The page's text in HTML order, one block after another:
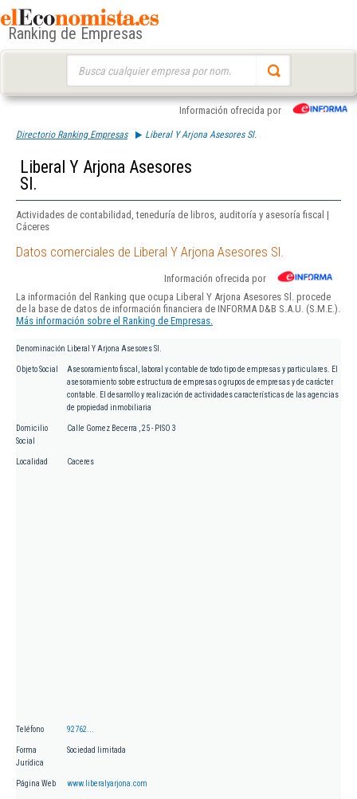
Ranking de Empresas
Información ofrecida por
Directorio Ranking Empresas Liberal Y Arjona Asesores Sl.
Liberal Y Arjona Asesores
Sl.
Actividades de contabilidad, teneduría de libros, auditoría y asesoría fiscal |
Cáceres
Datos comerciales de Liberal Y Arjona Asesores Sl.
Información ofrecida por
La información del Ranking que ocupa Liberal Y Arjona Asesores Sl. procede
de la base de datos de información financiera de INFORMA D&B S.A.U. (S.M.E.).
Más información sobre el Ranking de Empresas.
Denominación Liberal Y Arjona Asesores Sl.
Objeto Social
Asesoramiento fiscal, laboral y contable de todo tipo de empresas y particulares. El
asesoramiento sobre estructura de empresas o grupos de empresas y de carácter
contable. El desarrollo y realización de actividades características de las agencias
de propiedad inmobiliaria
Domicilio
Social
Calle Gomez Becerra , 25 - PISO 3
Localidad Caceres
Teléfono 92762...
Forma
Jurídica
Sociedad limitada
Página Web www.liberalyarjona.com